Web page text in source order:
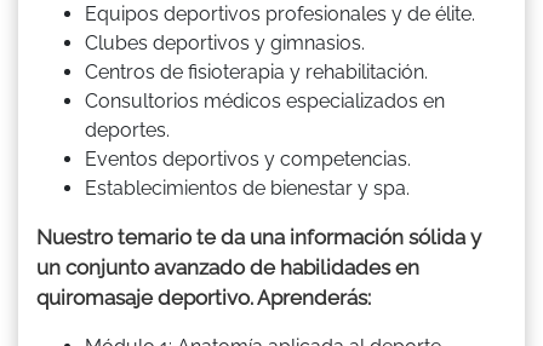
Equipos deportivos profesionales y de élite.
Clubes deportivos y gimnasios.
Centros de fisioterapia y rehabilitación.
Consultorios médicos especializados en
deportes.
Eventos deportivos y competencias.
Establecimientos de bienestar y spa.
Nuestro temario te da una información sólida y
un conjunto avanzado de habilidades en
quiromasaje deportivo. Aprenderás: